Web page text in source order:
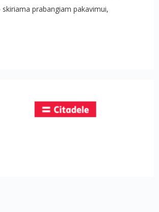
prabangiam pakavimui,